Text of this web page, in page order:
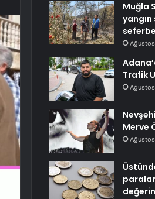
Muğla
yangın
Trafik
Merve